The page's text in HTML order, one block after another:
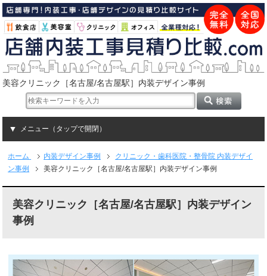
美容クリニック［名古屋/名古屋駅］内装デザイン事例
メニュー（タップで開閉）
ホーム 内装デザイン事例
クリニック・歯科医院・整骨院 内装デザイ
ン事例
美容クリニック［名古屋/名古屋駅］内装デザイン事例
美容クリニック［名古屋/名古屋駅］内装デザイン
事例